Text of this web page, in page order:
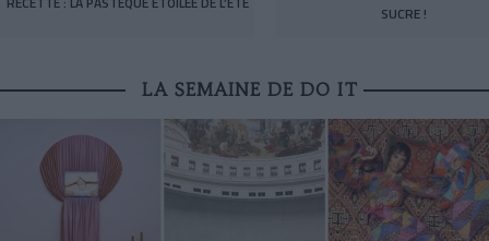
SUCRE !
LA SEMAINE DE DO IT